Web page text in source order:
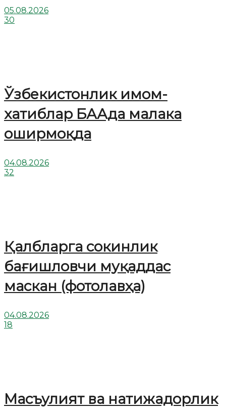
05.08.2026
30
Ўзбекистонлик имом-
хатиблар БААда малака
оширмоқда
04.08.2026
32
Қалбларга сокинлик
бағишловчи муқаддас
маскан (фотолавҳа)
04.08.2026
18
Масъулият ва натижадорлик